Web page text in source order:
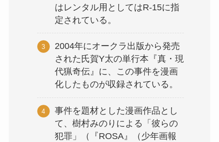
はレンタル用としてはR-15に指
定されている。
2004年にオークラ出版から発売
された氏賀Y太の単行本『真・現
代猟奇伝』に、この事件を漫画
化したものが収録されている。
事件を題材とした漫画作品とし
て、樹村みのりによる「彼らの
犯罪」（『ROSA』（少年画報